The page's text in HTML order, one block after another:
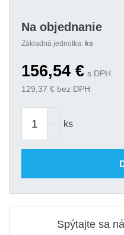
Athmer Schall-Ex
1stran. 833 mm
156,54 €Kód produktu:
Athmer Schall-Ex
1stran. 958 mm
Na objednanie
Základná jednotka: ks
156,54 € s DPH
129,37 € bez DPH
ks
Spýtajte sa